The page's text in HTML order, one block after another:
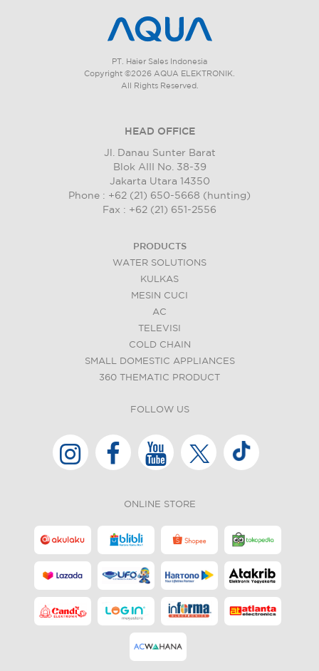
PT. Haier Sales Indonesia
Copyright ©2026 AQUA ELEKTRONIK.
All Rights Reserved.
HEAD OFFICE
Jl. Danau Sunter Barat
Blok AIII No. 38-39
Jakarta Utara 14350
Phone : +62 (21) 650-5668 (hunting)
Fax : +62 (21) 651-2556
PRODUCTS
WATER SOLUTIONS
KULKAS
MESIN CUCI
AC
TELEVISI
COLD CHAIN
SMALL DOMESTIC APPLIANCES
360 THEMATIC PRODUCT
FOLLOW US
ONLINE STORE